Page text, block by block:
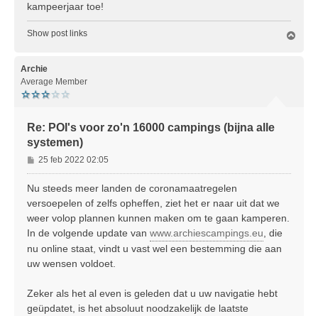
kampeerjaar toe!
Show post links
Archie
Average Member
Re: POI's voor zo'n 16000 campings (bijna alle
systemen)
B
e
r
h
25 feb 2022 02:05
Nu steeds meer landen de coronamaatregelen
versoepelen of zelfs opheffen, ziet het er naar uit dat we
weer volop plannen kunnen maken om te gaan kamperen.
In de volgende update van www.archiescampings.eu , die
nu online staat, vindt u vast wel een bestemming die aan
uw wensen voldoet.
Zeker als het al even is geleden dat u uw navigatie hebt
geüpdatet, is het absoluut noodzakelijk de laatste